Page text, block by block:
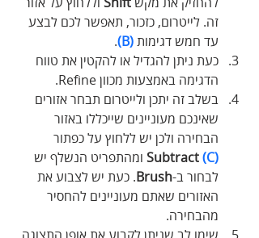
זה. לייטרום, כזכור, תאפשר לכם לבצע
עד חמש דגימות (B)
.
כעת ניתן להגדיל או להקטין את טווח
הדגימה באמצעות מכוון Refine.
בשלב זה יתכן ולייטרום תבחר אזורים
שאינכם מעוניינים שייכללו באזור
הבחירה ולכן יש ללחוץ על כפתור
Subtract(C)
ומהתפריט הנשלף יש
לבחור ב-Brush. כעת יש לצבוע את
האזורים שאתם מעוניינים להחסיר
מהבחירה.